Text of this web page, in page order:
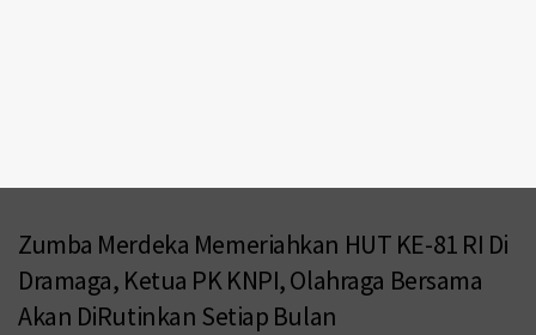
Zumba Merdeka Memeriahkan HUT KE-81 RI Di
Dramaga, Ketua PK KNPI, Olahraga Bersama
Akan DiRutinkan Setiap Bulan